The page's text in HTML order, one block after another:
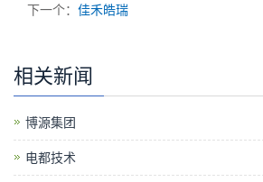
下一个： 佳禾皓瑞
相关新闻
博源集团
电都技术